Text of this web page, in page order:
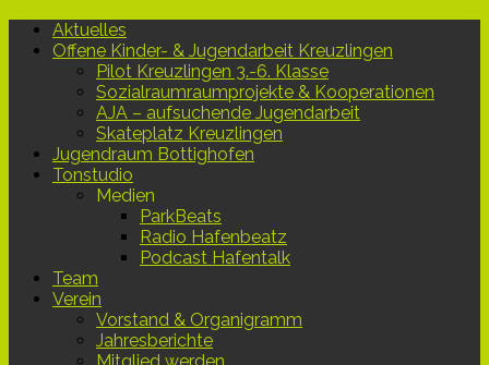
Aktuelles
Offene Kinder- & Jugendarbeit Kreuzlingen
Pilot Kreuzlingen 3.-6. Klasse
Sozialraumraumprojekte & Kooperationen
AJA – aufsuchende Jugendarbeit
Skateplatz Kreuzlingen
Jugendraum Bottighofen
Tonstudio
Medien
ParkBeats
Radio Hafenbeatz
Podcast Hafentalk
Team
Verein
Vorstand & Organigramm
Jahresberichte